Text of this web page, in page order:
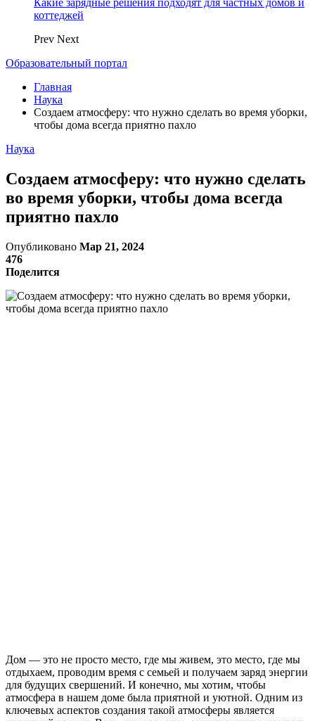
Какие зарядные решения подходят для частных домов и
коттеджей
Prev Next
Образовательный портал
Главная
Наука
Создаем атмосферу: что нужно сделать во время уборки,
чтобы дома всегда приятно пахло
Наука
Создаем атмосферу: что нужно сделать
во время уборки, чтобы дома всегда
приятно пахло
Опубликовано Мар 21, 2024
476
Поделится
Дом — это не просто место, где мы живем, это место, где мы
отдыхаем, проводим время с семьей и получаем заряд энергии
для будущих свершений. И конечно, мы хотим, чтобы
атмосфера в нашем доме была приятной и уютной. Одним из
ключевых аспектов создания такой атмосферы является